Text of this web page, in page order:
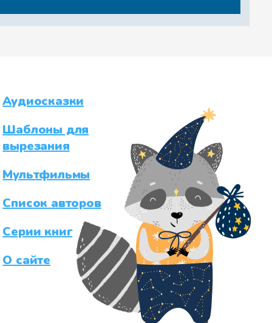
Аудиосказки
Шаблоны для
вырезания
Мультфильмы
Список авторов
Серии книг
О сайте